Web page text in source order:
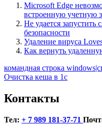
Microsoft Edge
встроенную учетную
Не удается запустить
безопасности
Удаление вируса
Как вернуть
Навигация
по
записям
командная строка
Очистка кеша в 1с
Контакты
Тел: + 7 989 181-37-71